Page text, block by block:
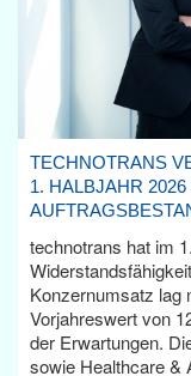
TECHNOTRANS
1. HALBJAHR
technotrans hat im
Konzernumsatz lag
Vorjahreswert von
der Erwartungen.
sowie Healthcare &